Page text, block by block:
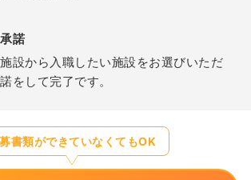
諾
設から入職したい施設をお選びいただ
をして完了です。
書類ができていなくてもOK